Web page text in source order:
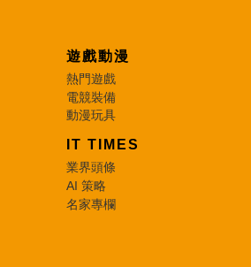
遊戲動漫
熱門遊戲
電競裝備
動漫玩具
IT TIMES
業界頭條
AI 策略
名家專欄